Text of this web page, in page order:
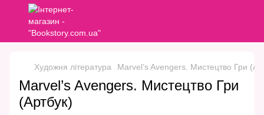
Художня література Marvel’s Avengers. Мистецтво Гри
Marvel’s Avengers. Мистецтво Гри
(Артбук)